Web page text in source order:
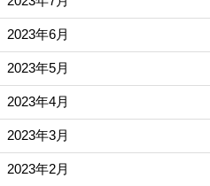
2023年6月
2023年5月
2023年4月
2023年3月
2023年2月